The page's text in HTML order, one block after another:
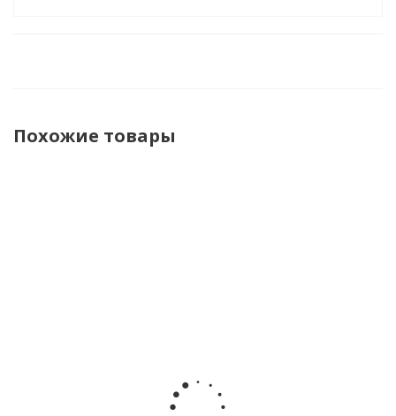
Похожие товары
силиконовых
погремушек